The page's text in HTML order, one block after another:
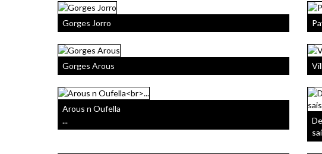
Gorges Jorro
Gorges Arous
Arous n Oufella
...